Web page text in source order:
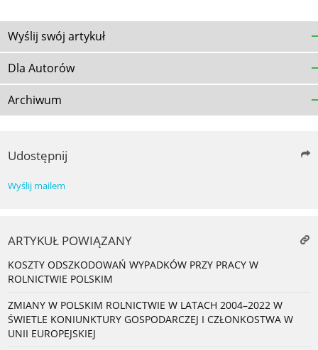
Wyślij swój artykuł
Dla Autorów
Archiwum
Udostępnij
Wyślij mailem
ARTYKUŁ POWIĄZANY
KOSZTY ODSZKODOWAŃ WYPADKÓW PRZY PRACY W
ROLNICTWIE POLSKIM
ZMIANY W POLSKIM ROLNICTWIE W LATACH 2004–2022 W
ŚWIETLE KONIUNKTURY GOSPODARCZEJ I CZŁONKOSTWA W
UNII EUROPEJSKIEJ